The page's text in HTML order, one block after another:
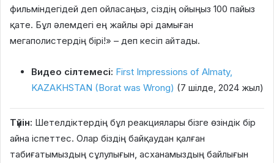
фильміндегідей деп ойласаңыз, сіздің ойыңыз 100 пайыз
қате. Бұл әлемдегі ең жайлы әрі дамыған
мегаполистердің бірі!» – деп кесіп айтады.
Видео сілтемесі: First Impressions of Almaty,
KAZAKHSTAN (Borat was Wrong) (7 шілде, 2024 жыл)
Түйін: Шетелдіктердің бұл реакциялары бізге өзіндік бір
айна іспеттес. Олар біздің байқаудан қалған
табиғатымыздың сұлулығын, асханамыздың байлығын